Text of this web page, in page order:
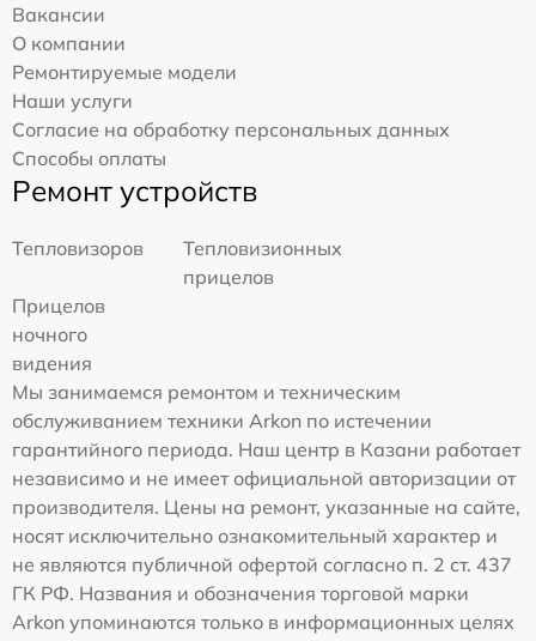
Вакансии
О компании
Ремонтируемые модели
Наши услуги
Согласие на обработку персональных данных
Способы оплаты
Ремонт устройств
Тепловизоров
Тепловизионных
прицелов
Прицелов
ночного
видения
Мы занимаемся ремонтом и техническим
обслуживанием техники Arkon по истечении
гарантийного периода. Наш центр в Казани работает
независимо и не имеет официальной авторизации от
производителя. Цены на ремонт, указанные на сайте,
носят исключительно ознакомительный характер и
не являются публичной офертой согласно п. 2 ст. 437
ГК РФ. Названия и обозначения торговой марки
Arkon упоминаются только в информационных целях